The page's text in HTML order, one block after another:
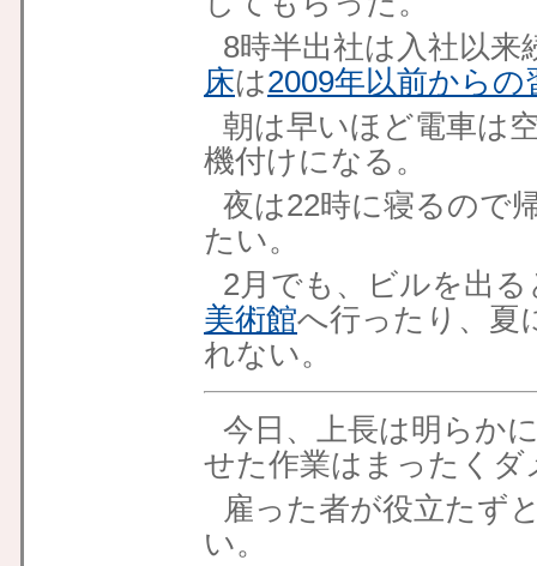
8時半出社は入社以
床は2009年以前からの
朝は早いほど電車は
機付けになる。
夜は22時に寝るので
たい。
2月でも、ビルを出
美術館へ行ったり、夏
れない。
今日、上長は明らか
せた作業はまったく
雇った者が役立たず
い。